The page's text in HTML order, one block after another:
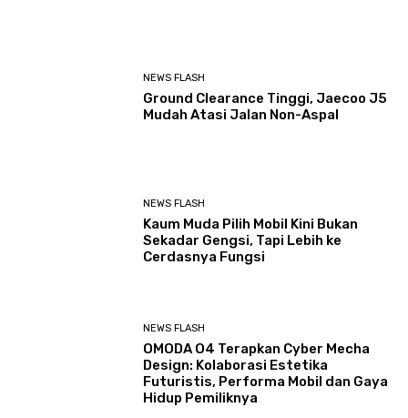
NEWS FLASH
Ground Clearance Tinggi, Jaecoo J5
Mudah Atasi Jalan Non-Aspal
NEWS FLASH
Kaum Muda Pilih Mobil Kini Bukan
Sekadar Gengsi, Tapi Lebih ke
Cerdasnya Fungsi
NEWS FLASH
OMODA O4 Terapkan Cyber Mecha
Design: Kolaborasi Estetika
Futuristis, Performa Mobil dan Gaya
Hidup Pemiliknya